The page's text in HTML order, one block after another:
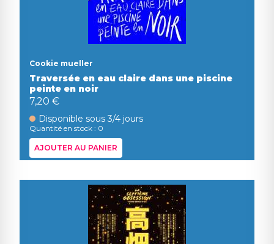
Cookie mueller
Traversée en eau claire dans une piscine
peinte en noir
7,20 €
Disponible sous 3/4 jours
Quantité en stock : 0
AJOUTER AU PANIER